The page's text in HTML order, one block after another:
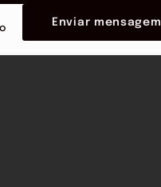
Enviar mensagem